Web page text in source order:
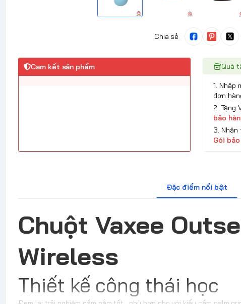
Chia sẻ
Cam kết sản phẩm Quà
1. Nhập
đơn
2. Tặng
bảo
3. Nhận
Gói
Đặc điểm nổi bật
Chuột Vaxee
Wireless
Thiết kế công thái học